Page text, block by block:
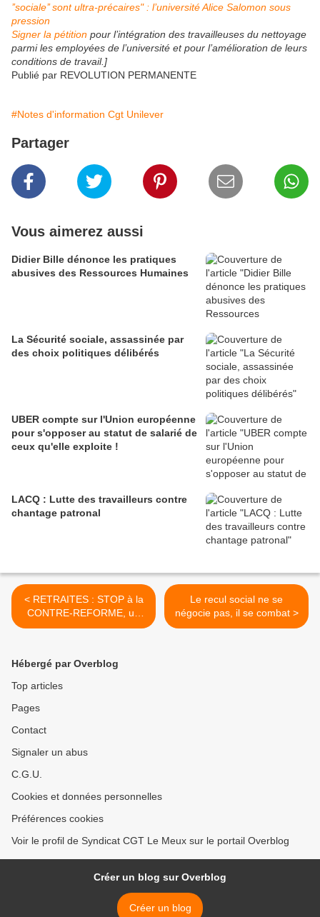
’’sociale’’ sont ultra-précaires" : l’université Alice Salomon sous
pression
Signer la pétition pour l’intégration des travailleuses du nettoyage
parmi les employées de l’université et pour l’amélioration de leurs
conditions de travail.]
Publié par REVOLUTION PERMANENTE
#Notes d'information Cgt Unilever
Partager
Vous aimerez aussi
Didier Bille dénonce les pratiques
abusives des Ressources Humaines
La Sécurité sociale, assassinée par
des choix politiques délibérés
UBER compte sur l'Union européenne
pour s'opposer au statut de salarié de
ceux qu'elle exploite !
LACQ : Lutte des travailleurs contre
chantage patronal
< RETRAITES : STOP à la
CONTRE-REFORME, un
epremière ACTION le 24
Le recul social ne se
négocie pas, il se combat >
Hébergé par Overblog
Top articles
Pages
Contact
Signaler un abus
C.G.U.
Cookies et données personnelles
Préférences cookies
Voir le profil de Syndicat CGT Le Meux sur le portail Overblog
Créer un blog sur Overblog
Créer un blog